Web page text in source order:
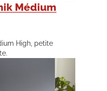
Médium
High, petite